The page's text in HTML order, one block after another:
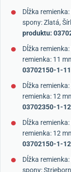
Dĺžka
spony: Zlatá,
produktu:
Dĺžka
remienka: 11
03702150-1-11
Dĺžka
remienka: 12
03702350-1-12
Dĺžka
remienka: 12
03702150-1-12
Dĺžka
spony: